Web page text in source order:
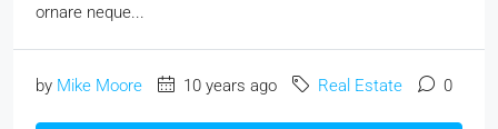
ornare neque...
by Mike Moore 10 years ago Real Estate 0